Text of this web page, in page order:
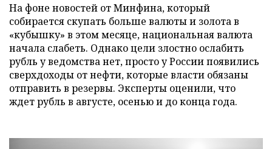
На фоне новостей от Минфина, который
собирается скупать больше валюты и золота в
«кубышку» в этом месяце, национальная валюта
начала слабеть. Однако цели злостно ослабить
рубль у ведомства нет, просто у России появились
сверхдоходы от нефти, которые власти обязаны
отправить в резервы. Эксперты оценили, что
ждет рубль в августе, осенью и до конца года.